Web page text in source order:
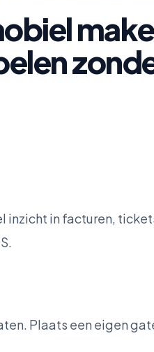
in facturen,
Plaats een eigen